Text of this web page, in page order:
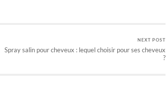
NEXT POST
Spray salin pour cheveux : lequel choisir pour ses cheveux
?